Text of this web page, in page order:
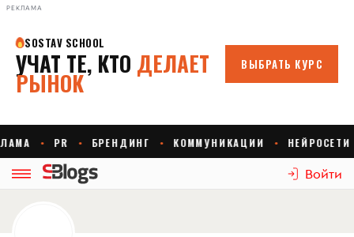
РЕКЛАМА
Войти